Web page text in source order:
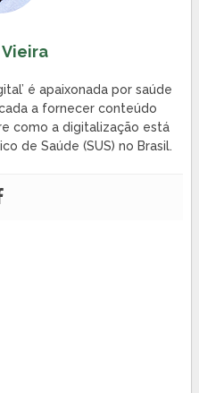
é apaixonada por saúde
a fornecer conteúdo
como a digitalização está
de Saúde (SUS) no Brasil.